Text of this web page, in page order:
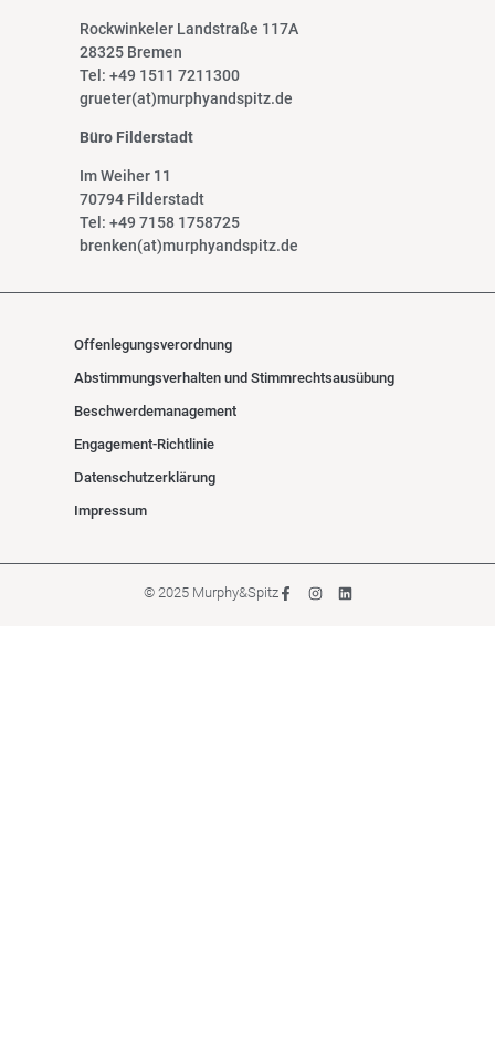
Rockwinkeler Landstraße 117A
28325 Bremen
Tel: +49 1511 7211300
grueter(at)murphyandspitz.de
Büro Filderstadt
Im Weiher 11
70794 Filderstadt
Tel: +49 7158 1758725
brenken(at)murphyandspitz.de
Offenlegungsverordnung
Abstimmungsverhalten und Stimmrechtsausübung
Beschwerdemanagement
Engagement-Richtlinie
Datenschutzerklärung
Impressum
© 2025 Murphy&Spitz